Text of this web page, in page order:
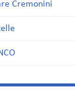
Cremonini